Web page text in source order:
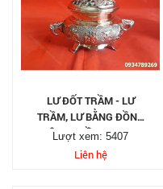
LƯ ĐỐT TRẦM - LƯ
TRẦM, LƯ BẰNG ĐỒNG
XÔNG TRẦM HƯƠNG
ĐẸP GIÁ RẺ
Lượt xem: 5407
Liên hệ